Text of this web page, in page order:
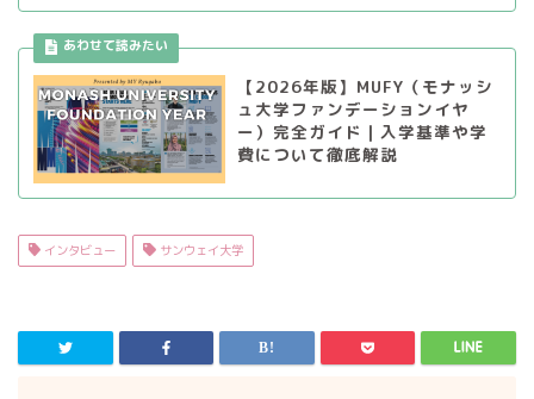
【2026年版】MUFY（モナッシ
ュ大学ファンデーションイヤ
ー）完全ガイド｜入学基準や学
費について徹底解説
インタビュー サンウェイ大学